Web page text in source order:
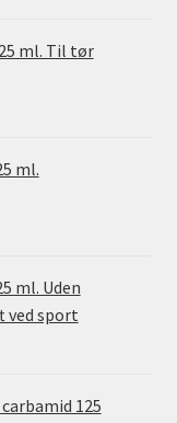
ml. Til tør
ml.
ml. Uden
ved sport
125